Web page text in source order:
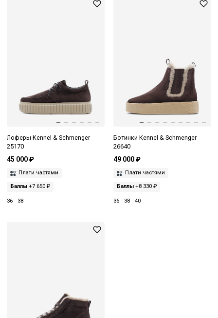
Лоферы Kennel & Schmenger
25170
45 000 ₽
Плати частями
Баллы +7 650 ₽
36 38
Ботинки Kennel & Schmenger
26640
49 000 ₽
Плати частями
Баллы+8 330 ₽
36 38 40